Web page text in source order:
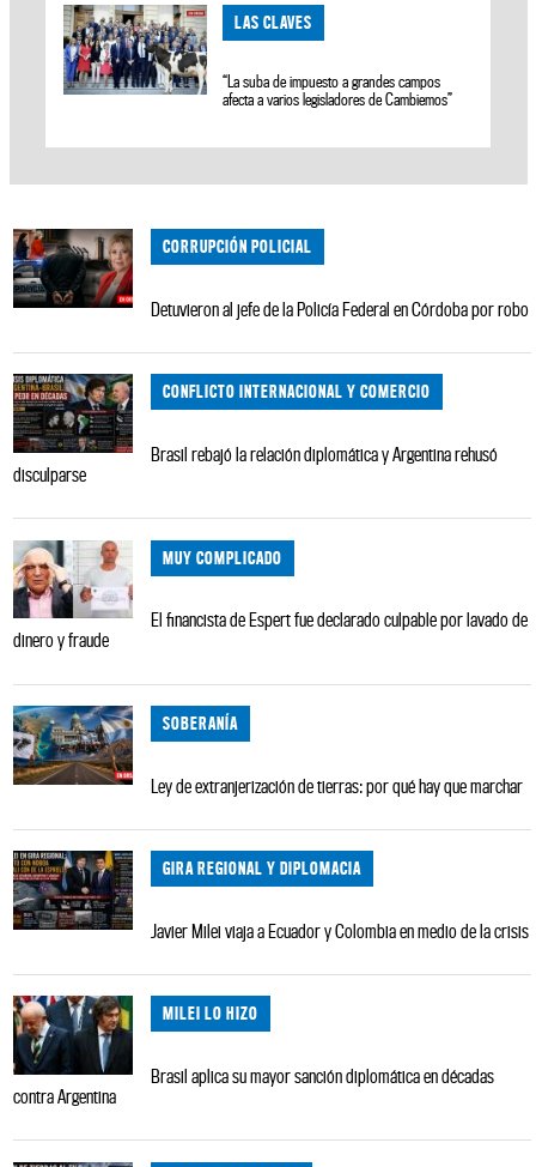
LAS CLAVES
“La suba de impuesto a grandes campos
afecta a varios legisladores de Cambiemos”
CORRUPCIÓN POLICIAL
Detuvieron al jefe de la Policía Federal en Córdoba por robo
CONFLICTO INTERNACIONAL Y COMERCIO
Brasil rebajó la relación diplomática y Argentina rehusó
disculparse
MUY COMPLICADO
El financista de Espert fue declarado culpable por lavado de
dinero y fraude
SOBERANÍA
Ley de extranjerización de tierras: por qué hay que marchar
GIRA REGIONAL Y DIPLOMACIA
Javier Milei viaja a Ecuador y Colombia en medio de la crisis
MILEI LO HIZO
Brasil aplica su mayor sanción diplomática en décadas
contra Argentina